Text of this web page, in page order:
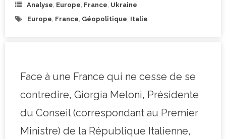
Analyse Europe France Ukraine
Europe France Géopolitique Italie
Face à une France qui ne cesse de se
contredire, Giorgia Meloni, Présidente
du Conseil (correspondant au Premier
Ministre) de la République Italienne,